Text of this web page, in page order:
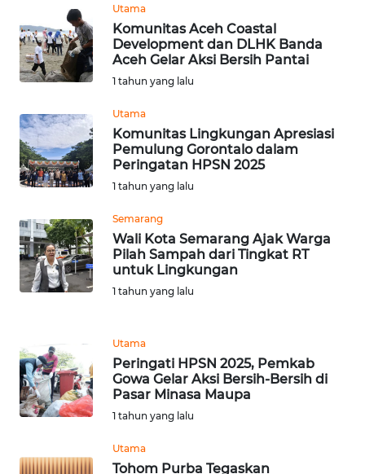
Utama
Komunitas Aceh Coastal
Development dan DLHK Banda
Aceh Gelar Aksi Bersih Pantai
1 tahun yang lalu
Utama
Komunitas Lingkungan Apresiasi
Pemulung Gorontalo dalam
Peringatan HPSN 2025
1 tahun yang lalu
Semarang
Wali Kota Semarang Ajak Warga
Pilah Sampah dari Tingkat RT
untuk Lingkungan
1 tahun yang lalu
Utama
Peringati HPSN 2025, Pemkab
Gowa Gelar Aksi Bersih-Bersih di
Pasar Minasa Maupa
1 tahun yang lalu
Utama
Tohom Purba Tegaskan
Informasi
INDEKS
KONTAK
KAMI
INFO
TENTANG
KAMI
SIBER
REDAKSI